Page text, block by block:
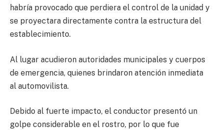
habría provocado que perdiera el control de la unidad y
se proyectara directamente contra la estructura del
establecimiento.
Al lugar acudieron autoridades municipales y cuerpos
de emergencia, quienes brindaron atención inmediata
al automovilista.
Debido al fuerte impacto, el conductor presentó un
golpe considerable en el rostro, por lo que fue